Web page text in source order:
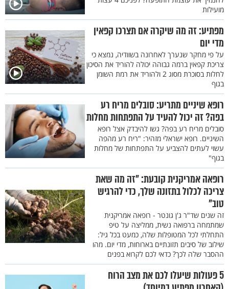
מועילות
מפתיע: זה מה שיקרה אם תצרכו קפאין
מדי יום
על פי מחקר שנערך לאחרונה בשוודיה, נמצא כי
צריכת קפאין ברמה גבוהה יכולה להוריד את הסיכון
לחלות בסוכרת מסוג 2 ולהוריד את רמת השומן
בגוף
רופא שיניים מתריע: סובלים מריח רע
בפה? זה יכול להעיד על התפתחות מחלות
סובלים מריח רע בפה? גשו להיבדק אצל רופא
השיניים. רופא ישראלי מזהיר: "ריח רע מהפה
עשוי לעתים להצביע על התפתחות של מחלות
בגוף"
רופאה אמריקנית קובעת: "זה מה שאת
צריכה לכלול בתזונה שלך, כדי להרגיש
טוב"
זה שנים שד"ר ג'ן גונטר - רופאה אמריקנית
שמתמחה ברפואה נשית, ממליצה על טיפ
התחלתי לכל המטופלות שלה, כמעט בכל גיל:
שילוב של סיבים תזונתיים בארוחות, מדי יום. מהו
ההסבר שלה לכך? כדאי לכם לקרוא בפנים
5 פעולות שיעלו לכם את מצב הרוח